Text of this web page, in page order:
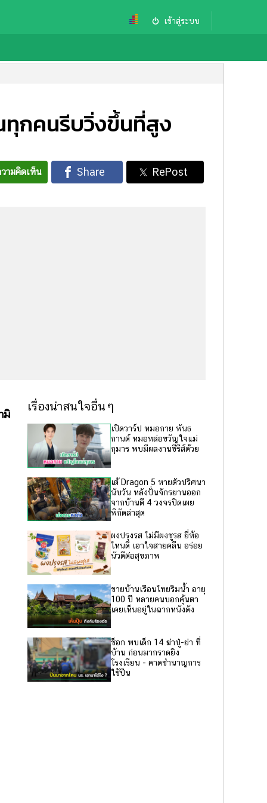
เข้าสู่ระบบ
ทุกคนรีบวิ่งขึ้นที่สูง
ามคิดเห็น
มิ
เรื่องน่าสนใจอื่นๆ
เปิดวาร์ป หมอกาย พันธ
กานต์ หมอหล่อขวัญใจแม่
กุมาร พบมีผลงานซีรีส์ด้วย
เต้ Dragon 5 หายตัวปริศนา
นับวัน หลังปั่นจักรยานออก
จากบ้านตี 4 วงจรปิดเผย
พิกัดล่าสุด
ผงปรุงรส ไม่มีผงชูรส ยี่ห้อ
ไหนดี เอาใจสายคลีน อร่อย
นัวดีต่อสุขภาพ
ขายบ้านเรือนไทยริมน้ำ อายุ
100 ปี หลายคนบอกคุ้นตา
เคยเห็นอยู่ในฉากหนังดัง
ช็อก พบเด็ก 14 ฆ่าปู่-ย่า ที่
บ้าน ก่อนมากราดยิง
โรงเรียน - คาดชำนาญการ
ใช้ปืน